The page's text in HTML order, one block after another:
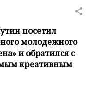
посетил
молодежного
и обратился с
креативным